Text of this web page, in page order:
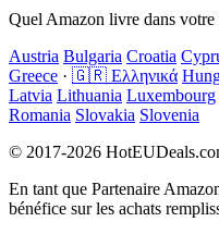
Quel Amazon livre dans votre
Austria Bulgaria Croatia
Greece · 🇬🇷 Ελληνικά
Latvia Lithuania Luxembourg
Romania Slovakia Slovenia
© 2017-2026
En tant que Partenaire
bénéfice sur les achats